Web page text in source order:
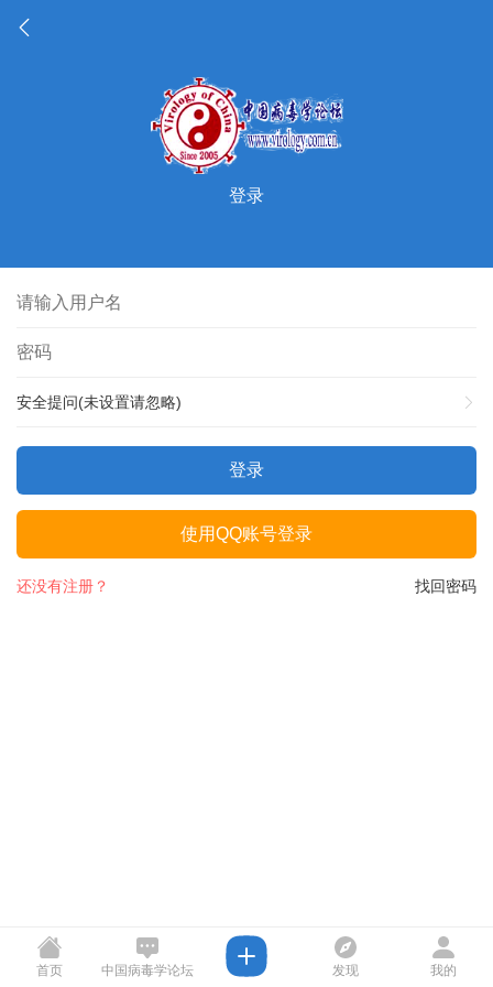
登录
安全提问(未设置请忽略)
登录
使用QQ账号登录
找回密码
还没有注册？
首页 中国病毒学论坛 发现 我的